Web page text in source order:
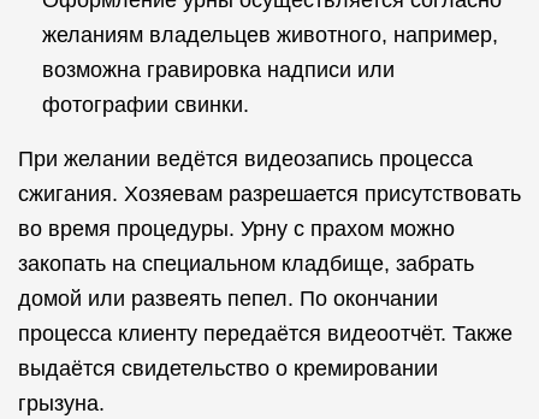
желаниям владельцев животного, например,
возможна гравировка надписи или
фотографии свинки.
При желании ведётся видеозапись процесса
сжигания. Хозяевам разрешается присутствовать
во время процедуры. Урну с прахом можно
закопать на специальном кладбище, забрать
домой или развеять пепел. По окончании
процесса клиенту передаётся видеоотчёт. Также
выдаётся свидетельство о кремировании
грызуна.